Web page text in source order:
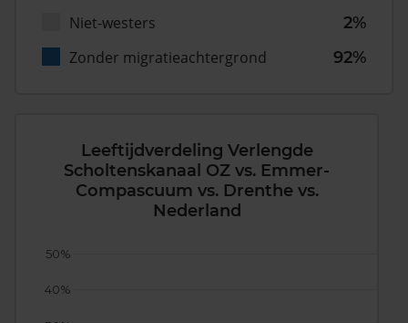
Niet-westers
2%
Zonder migratieachtergrond
92%
Leeftijdverdeling Verlengde
Scholtenskanaal OZ vs. Emmer-
Compascuum vs. Drenthe vs.
Nederland
40%
50%